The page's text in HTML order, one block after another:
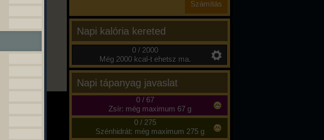
Napi kalória kereted
0 / 2000
Még 2000 kcal-t ehetsz ma.
Napi tápanyag javaslat
0/ 67
Zsír: még maximum 67 g
0/ 275
Szénhidrát: még maximum 275 g